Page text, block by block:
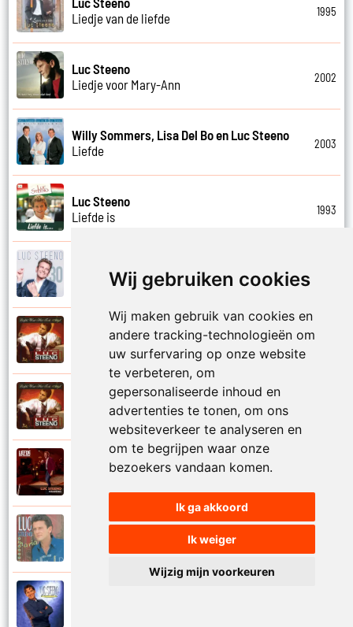
Wij gebruiken cookies
Wij maken gebruik van cookies en
andere tracking-technologieën om
uw surfervaring op onze website
te verbeteren, om
gepersonaliseerde inhoud en
advertenties te tonen, om ons
websiteverkeer te analyseren en
om te begrijpen waar onze
bezoekers vandaan komen.
Ik ga akkoord
Ik weiger
Wijzig mijn voorkeuren
Liedje van de liefde
1995
Luc Steeno
Liedje voor Mary-Ann
2002
Willy Sommers, Lisa Del Bo en Luc Steeno
Liefde
2003
Luc Steeno
Liefde is
1993
Liefde nummer vier
Luc Steeno
Liefde op het eerste zicht
Luc Steeno
Liefde wint het toch altijd
Luc Steeno
Luc Steeno